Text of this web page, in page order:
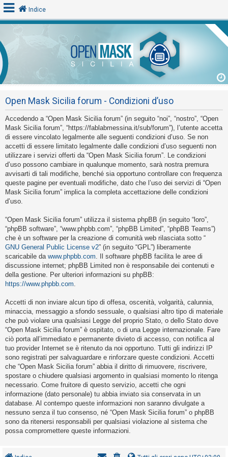
o
g
n
A
r
g
o
m
e
t
i
s
e
n
z
r
i
s
p
o
s
t
a
A
g
Indice
Open Mask Sicilia forum - Condizioni d’uso
Accedendo a “Open Mask Sicilia forum” (in seguito “noi”, “nostro”, “Open
Mask Sicilia forum”, “https://fablabmessina.it/sub/forum”), l’utente accetta
di essere vincolato legalmente alle seguenti condizioni d’uso. Se non
accetti di essere limitato legalmente dalle condizioni d’uso seguenti non
utilizzare i servizi offerti da “Open Mask Sicilia forum”. Le condizioni
d’uso possono cambiare in qualunque momento, sarà nostra premura
avvisarti di tali modifiche, benché sia opportuno controllare con frequenza
queste pagine per eventuali modifiche, dato che l’uso dei servizi di “Open
Mask Sicilia forum” implica la completa accettazione delle condizioni
d’uso.
“Open Mask Sicilia forum” utilizza il sistema phpBB (in seguito “loro”,
“phpBB software”, “www.phpbb.com”, “phpBB Limited”, “phpBB Teams”)
che è un software per la creazione di comunità web rilasciata sotto “
GNU General Public License v2” (in seguito “GPL”) liberamente
scaricabile da www.phpbb.com. Il software phpBB facilita le aree di
discussione internet; phpBB Limited non è responsabile dei contenuti e
della gestione. Per ulteriori informazioni su phpBB:
https://www.phpbb.com.
Accetti di non inviare alcun tipo di offesa, oscenità, volgarità, calunnia,
minaccia, messaggio a sfondo sessuale, o qualsiasi altro tipo di materiale
che può violare una qualsiasi Legge del proprio Stato, o dello Stato dove
“Open Mask Sicilia forum” è ospitato, o di una Legge internazionale. Fare
ciò porta all’immediato e permanente divieto di accesso, con notifica al
tuo provider Internet se è ritenuto da noi opportuno. Tutti gli indirizzi IP
sono registrati per salvaguardare e rinforzare queste condizioni. Accetti
che “Open Mask Sicilia forum” abbia il diritto di rimuovere, riscrivere,
spostare o chiudere qualsiasi argomento in qualsiasi momento lo ritenga
necessario. Come fruitore di questo servizio, accetti che ogni
informazione (dato personale) tu abbia inviato sia conservata in un
database. Al contempo queste informazioni non saranno divulgate a
nessuno senza il tuo consenso, né “Open Mask Sicilia forum” o phpBB
sono da ritenersi responsabili per qualsiasi violazione al sistema che
possa compromettere queste informazioni.